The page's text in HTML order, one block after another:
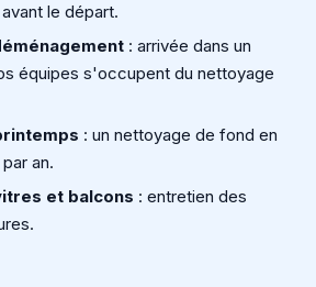
le départ.
: arrivée dans un
équipes s'occupent du nettoyage
: un nettoyage de fond en
an.
et balcons : entretien des